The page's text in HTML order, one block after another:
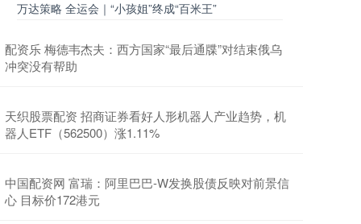
万达策略 全运会｜“小孩姐”终成“百米王”
配资乐 梅德韦杰夫：西方国家“最后通牒”对结束俄乌
冲突没有帮助
天织股票配资 招商证券看好人形机器人产业趋势，机
器人ETF（562500）涨1.11%
中国配资网 富瑞：阿里巴巴-W发换股债反映对前景信
心 目标价172港元